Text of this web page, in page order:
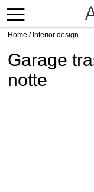
Home / Interior design
Garage
notte